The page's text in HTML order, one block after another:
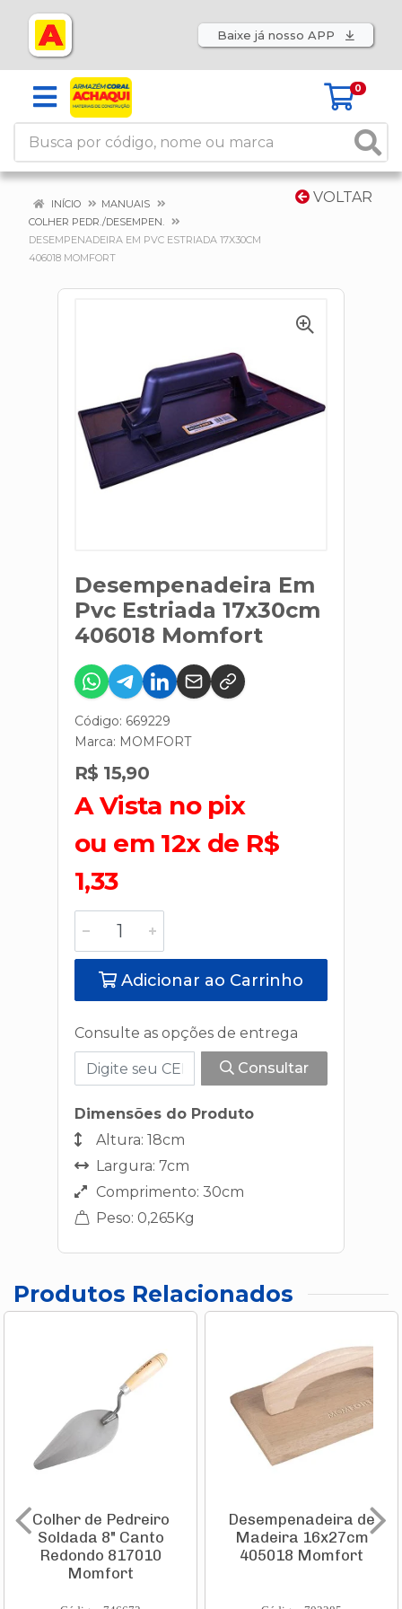
Baixe já nosso APP
0
VOLTAR
INÍCIO
MANUAIS
COLHER PEDR./DESEMPEN.
DESEMPENADEIRA EM PVC ESTRIADA 17X30CM
406018 MOMFORT
Desempenadeira Em
Pvc Estriada 17x30cm
406018 Momfort
Código: 669229
Marca: MOMFORT
R$ 15,90
A Vista no pix
ou em 12x de R$
1,33
Adicionar ao Carrinho
Consulte as opções de entrega
Consultar
Dimensões do Produto
Altura: 18cm
Largura: 7cm
Comprimento: 30cm
Peso: 0,265Kg
Produtos Relacionados
Colher de Pedreiro
Soldada 8" Canto
Redondo 817010
Momfort
Desempenadeira de
Madeira 16x27cm
405018 Momfort